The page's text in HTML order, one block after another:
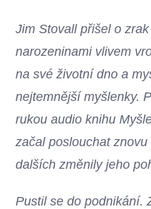
Jim Stovall přišel o
narozeninami vlivem
na své životní dno a
nejtemnější myšlenky.
rukou audio knihu
začal poslouchat
dalších změnily jeho
Pustil se do podnikání.